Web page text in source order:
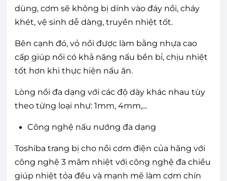
dùng, cơm sẽ không bị dính vào đáy nồi, cháy
khét, vệ sinh dễ dàng, truyền nhiệt tốt.
Bên cạnh đó, vỏ nồi được làm bằng nhựa cao
cấp giúp nồi có khả năng nấu bền bỉ, chịu nhiệt
tốt hơn khi thực hiện nấu ăn.
Lòng nồi đa dạng với các độ dày khác nhau tùy
theo từng loại như: 1mm, 4mm,...
Công nghệ nấu nướng đa dạng
Toshiba trang bị cho nồi cơm điện của hãng với
công nghệ 3 mâm nhiệt với công nghệ đa chiều
giúp nhiệt tỏa đều và mạnh mẽ làm cơm chín